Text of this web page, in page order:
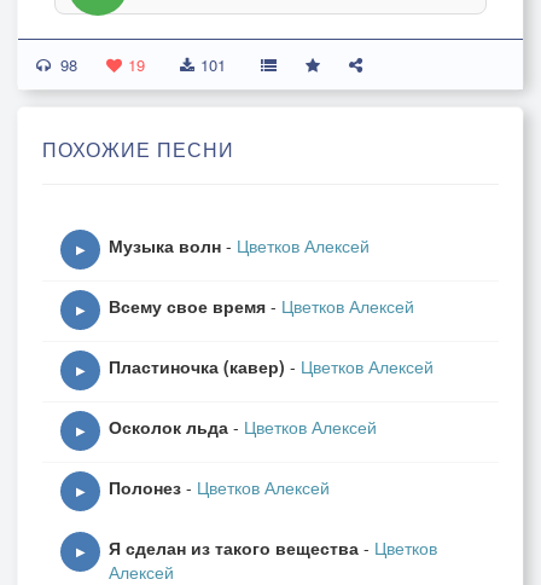
98 19 101
ПОХОЖИЕ ПЕСНИ
▶ Музыка волн - Цветков Алексей
▶ Всему свое время - Цветков Алексей
▶ Пластиночка (кавер) - Цветков Алексей
▶ Осколок льда - Цветков Алексей
▶ Полонез - Цветков Алексей
▶ Я сделан из такого вещества - Цветков
Алексей